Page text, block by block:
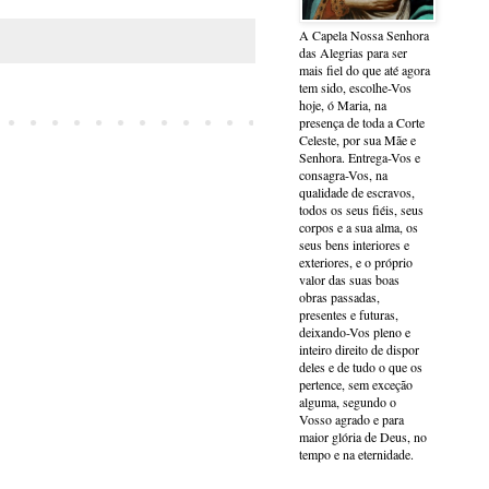
A Capela Nossa Senhora
das Alegrias para ser
mais fiel do que até agora
tem sido, escolhe-Vos
hoje, ó Maria, na
presença de toda a Corte
Celeste, por sua Mãe e
Senhora. Entrega-Vos e
consagra-Vos, na
qualidade de escravos,
todos os seus fiéis, seus
corpos e a sua alma, os
seus bens interiores e
exteriores, e o próprio
valor das suas boas
obras passadas,
presentes e futuras,
deixando-Vos pleno e
inteiro direito de dispor
deles e de tudo o que os
pertence, sem exceção
alguma, segundo o
Vosso agrado e para
maior glória de Deus, no
tempo e na eternidade.